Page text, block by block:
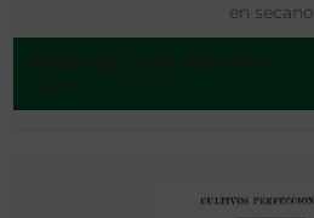
en secano